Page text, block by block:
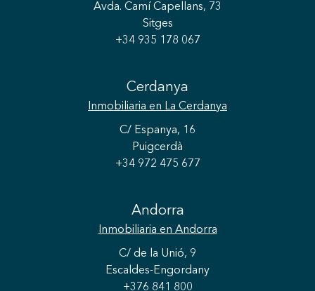
Avda. Camí Capellans, 73
Sitges
+34 935 178 067
Cerdanya
Inmobiliaria en La Cerdanya
C/ Espanya, 16
Puigcerdà
+34 972 475 677
Andorra
Inmobiliaria en Andorra
C/ de la Unió, 9
Escaldes-Engordany
+376 841 800